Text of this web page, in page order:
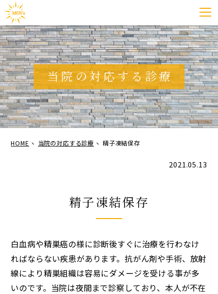
当院の対応する診療
HOME 当院の対応する診療 精子凍結保存
2021.05.13
精子凍結保存
白血病や精巣癌の様に診断後すぐに治療を行わなけ
ればならない疾患があります。抗がん剤や手術、放射
線により精巣組織は容易にダメージを受ける事が多
いのです。当院は夜間まで診察しており、本人が不在